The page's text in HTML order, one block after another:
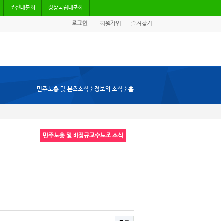
조선대분회 경상국립대분회
로그인 회원가입 즐겨찾기
민주노총 및 본조소식 > 정보와 소식 > 홈
민주노총 및 비정규교수노조 소식